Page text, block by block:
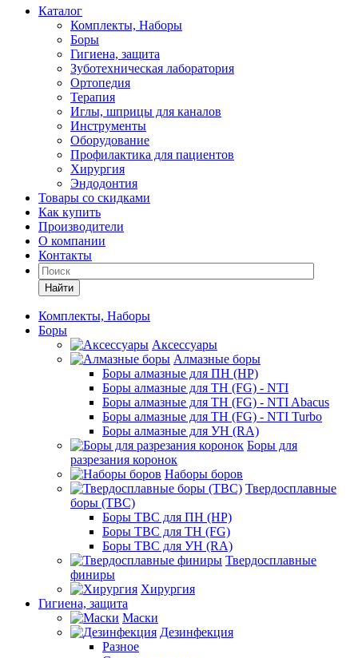
Каталог
Комплекты, Наборы
Боры
Гигиена, защита
Зуботехническая лаборатория
Ортопедия
Терапия
Иглы, шприцы для каналов
Инструменты
Оборудование
Профилактика для пациентов
Хирургия
Эндодонтия
Товары со скидками
Как купить
Производители
О компании
Контакты
Найти
Комплекты, Наборы
Боры
Аксессуары
Алмазные боры
Боры алмазные для ПН (HP)
Боры алмазные для ТН (FG) - NTI
Боры алмазные для ТН (FG) - NTI Abacus
Боры алмазные для ТН (FG) - NTI Turbo
Боры алмазные для УН (RA)
Боры для
разрезания коронок
Наборы боров
Твердосплавные
боры (ТВС)
Боры ТВС для ПН (HP)
Боры ТВС для ТН (FG)
Боры ТВС для УН (RA)
Твердосплавные
финиры
Хирургия
Гигиена, защита
Маски
Дезинфекция
Разное